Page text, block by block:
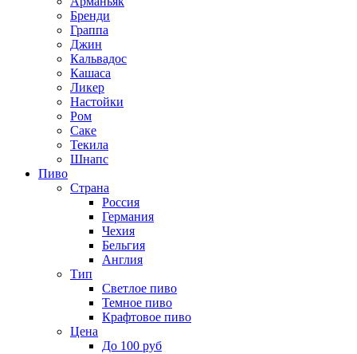
Бренди
Граппа
Джин
Кальвадос
Кашаса
Ликер
Настойки
Ром
Саке
Текила
Шнапс
Пиво
Страна
Россия
Германия
Чехия
Бельгия
Англия
Тип
Светлое пиво
Темное пиво
Крафтовое пиво
Цена
До 100 руб